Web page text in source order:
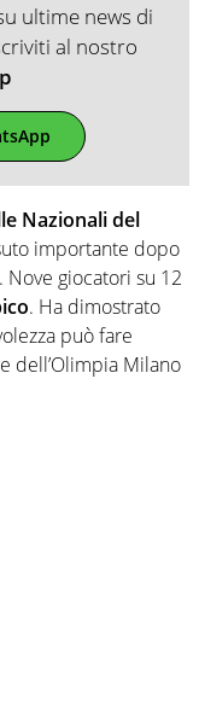
ultime news di
al nostro
Nazionali del
importante dopo
Nove giocatori su 12
. Ha dimostrato
può fare
dell’Olimpia Milano